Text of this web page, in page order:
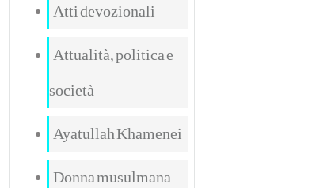
Atti devozionali
Attualità, politica e
società
Ayatullah Khamenei
Donna musulmana